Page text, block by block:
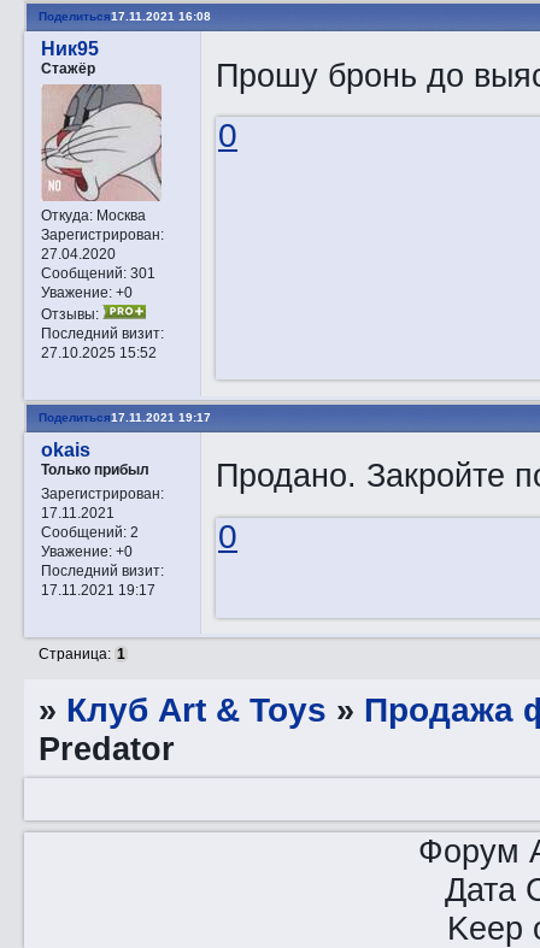
Поделиться17.11.2021 16:08
Ник95
Стажёр
Откуда:Москва
Зарегистрирован:
27.04.2020
Сообщений:301
Уважение: +0
Отзывы:
Последний визит:
27.10.2025 15:52
Прошу бронь до
0
Поделиться17.11.2021 19:17
okais
Только прибыл
Зарегистрирован:
17.11.2021
Сообщений:2
Уважение: +0
Последний визит:
17.11.2021 19:17
Продано. Закройте
0
Страница: 1
» Клуб Art & Toys » Продажа
Predator
Форум
Дата
Keep